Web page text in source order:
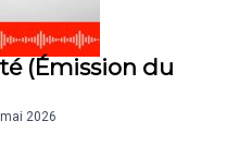
(Émission du
2026